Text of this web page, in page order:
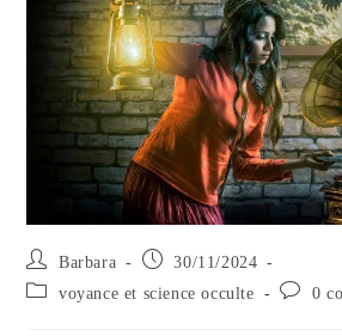
Auteur/autrice
de
Barbara
Publication
30/11/2024
Post voyance et science occulte 0